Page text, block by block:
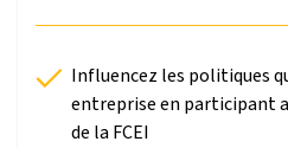
Influencez les politiques
entreprise en participant
de la FCEI